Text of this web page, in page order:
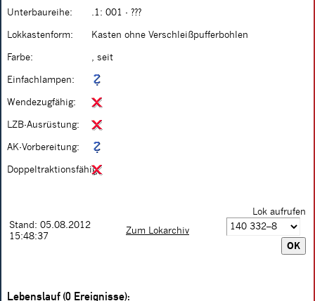
Unterbaureihe: .1: 001 - ???
Lokkastenform: Kasten ohne Verschleißpufferbohlen
Farbe: , seit
Einfachlampen:
Wendezugfähig:
LZB-Ausrüstung:
AK-Vorbereitung:
Doppeltraktionsfähig:
Stand: 05.08.2012
15:48:37
Zum Lokarchiv
Lok aufrufen
Lebenslauf (0 Ereignisse):